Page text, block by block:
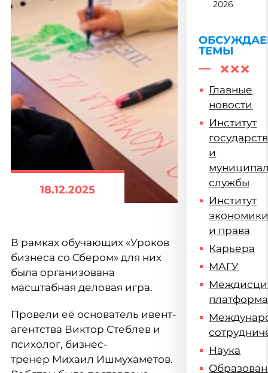
18.12.2025
В рамках обучающих «Уроков
бизнеса со Сбером» для них
была организована
масштабная деловая игра.
Провели её основатель ивент-
агентства Виктор Стеблев и
психолог, бизнес-
тренер Михаил Ишмухаметов.
ФСПО
2026
ТЕМЫ
Главные
новости
Институт
и
службы
Институт
и права
Карьера
МАГУ
платформа
Наука